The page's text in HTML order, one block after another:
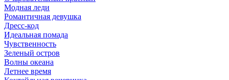
Модная леди
Романтичная девушка
Дресс-код
Идеальная помада
Чувственность
Зеленый остров
Волны океана
Летнее время